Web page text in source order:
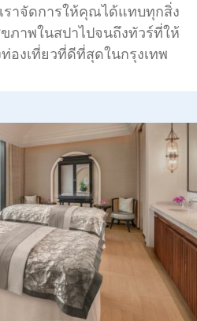
ราจัดการให้คุณได้แทบทุกสิ่ง
ภาพในสปาไปจนถึงทัวร์ที่ให้
งเที่ยวที่ดีที่สุดในกรุงเทพ